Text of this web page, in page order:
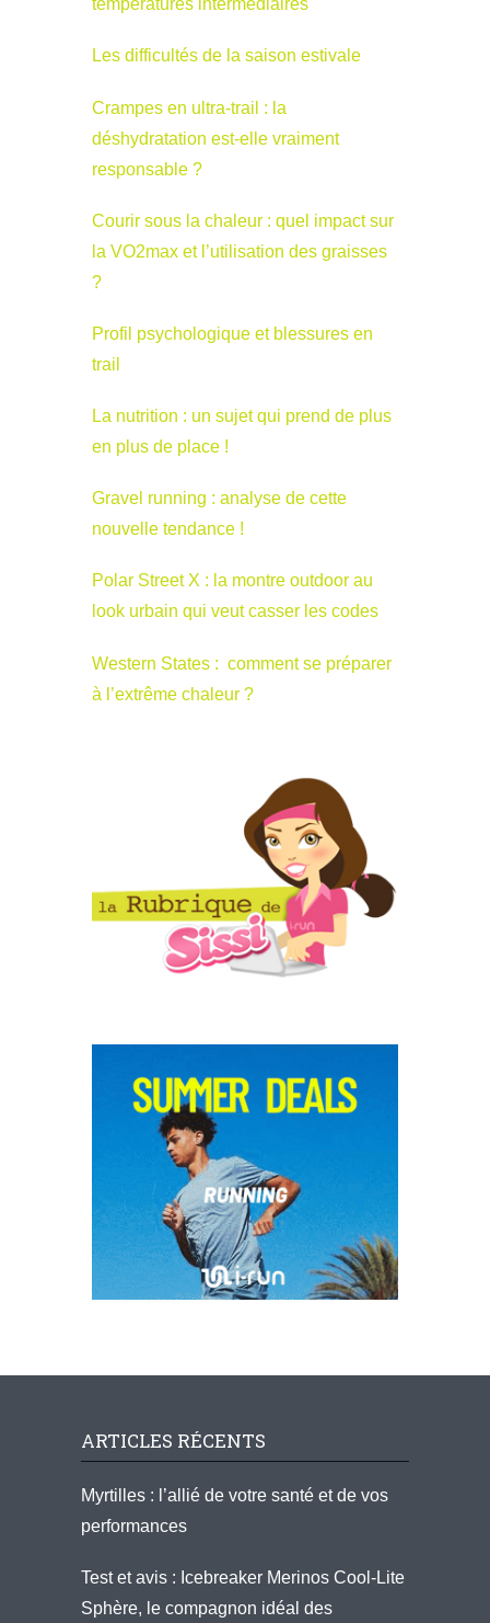
températures intermédiaires
Les difficultés de la saison estivale
Crampes en ultra-trail : la
déshydratation est-elle vraiment
responsable ?
Courir sous la chaleur : quel impact sur
la VO2max et l’utilisation des graisses
?
Profil psychologique et blessures en
trail
La nutrition : un sujet qui prend de plus
en plus de place !
Gravel running : analyse de cette
nouvelle tendance !
Polar Street X : la montre outdoor au
look urbain qui veut casser les codes
Western States : comment se préparer
à l’extrême chaleur ?
ARTICLES RÉCENTS
Myrtilles : l’allié de votre santé et de vos
performances
Test et avis : Icebreaker Merinos Cool-Lite
Sphère, le compagnon idéal des